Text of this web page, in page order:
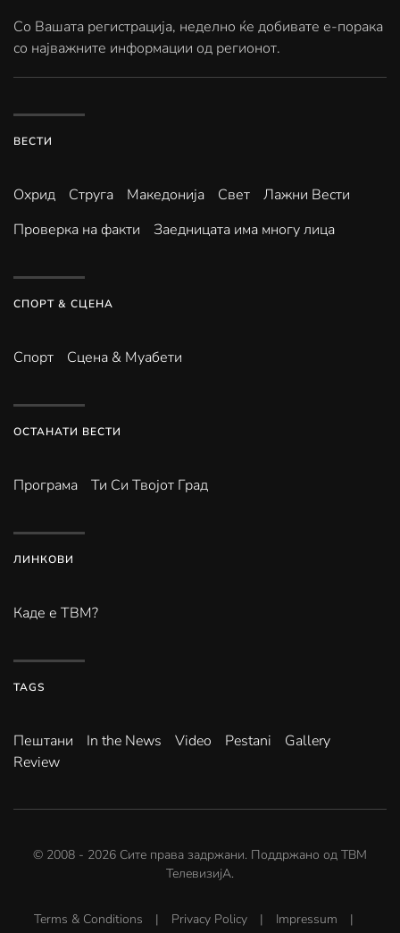
Со Вашата регистрација, неделно ќе добивате е-порака
со најважните информации од регионот.
ВЕСТИ
Охрид Струга Македонија Свет
Лажни Вести
Проверка на факти
Заедницата има многу лица
СПОРТ & СЦЕНА
Спорт Сцена & Муабети
ОСТАНАТИ ВЕСТИ
Програма Ти Си Твојот Град
ЛИНКОВИ
Каде е ТВМ?
TAGS
Пештани In the News Video Pestani
Gallery
Review
© 2008 - 2026 Сите права задржани. Поддржано од ТВМ
ТелевизијА.
Terms & Conditions | Privacy Policy | Impressum |